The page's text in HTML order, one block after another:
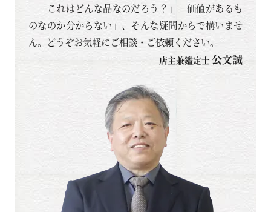
「これはどんな品なのだろう？」「価値があるも
のなのか分からない」、そんな疑問からで構いませ
ん。どうぞお気軽にご相談・ご依頼ください。
店主兼鑑定士 公文誠